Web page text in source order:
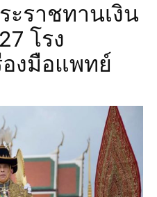
ะราชทานเงิน
โรง
งมือแพทย์